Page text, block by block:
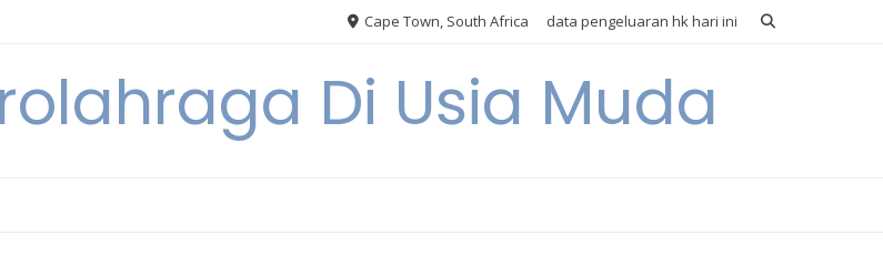
Cape Town, South Africa data pengeluaran hk hari ini
Di Usia Muda